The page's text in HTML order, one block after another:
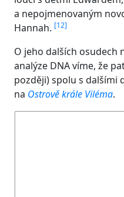
a nepojmenovaným
Hannah. [12]
O jeho dalších osudech
analýze DNA víme, že
později) spolu s dalšími
na Ostrově krále Viléma.